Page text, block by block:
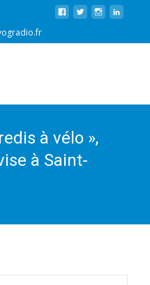
à vélo »,
à Saint-